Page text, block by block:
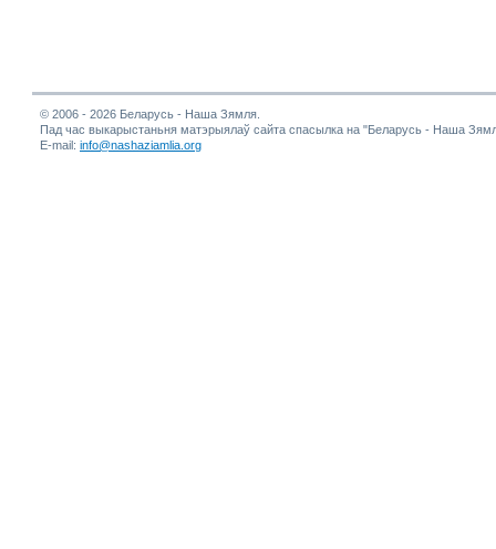
© 2006 - 2026 Беларусь - Наша Зямля.
Пад час выкарыстаньня матэрыялаў сайта спасылка на "Беларусь - Наша
E-mail: info@nashaziamlia.org